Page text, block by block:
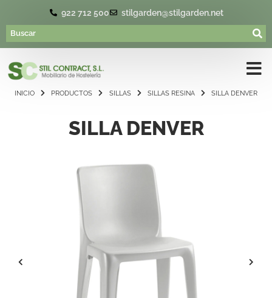
922 712 500 stilgarden@stilgarden.net
INICIO PRODUCTOS SILLAS SILLAS RESINA SILLA DENVER
SILLA DENVER